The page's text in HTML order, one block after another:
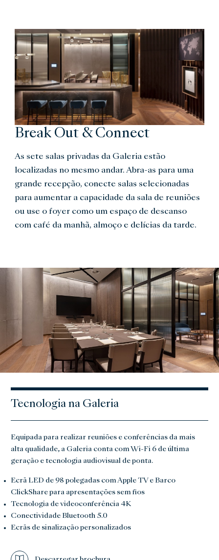
Break Out & Connect
As sete salas privadas da Galeria estão
localizadas no mesmo andar. Abra-as para uma
grande recepção, conecte salas selecionadas
para aumentar a capacidade da sala de reuniões
ou use o foyer como um espaço de descanso
com café da manhã, almoço e delícias da tarde.
Tecnologia na Galeria
Equipada para realizar reuniões e conferências da mais
alta qualidade, a Galeria conta com Wi-Fi 6 de última
geração e tecnologia audiovisual de ponta.
Ecrã LED de 98 polegadas com Apple TV e Barco
ClickShare para apresentações sem fios
Tecnologia de videoconferência 4K
Conectividade Bluetooth 5.0
Ecrãs de sinalização personalizados